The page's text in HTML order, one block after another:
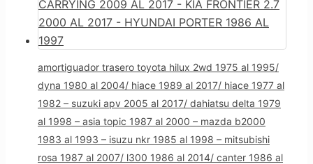
amortiguador trasero toyota hilux 2wd 1975 al 1995/
dyna 1980 al 2004/ hiace 1989 al 2017/ hiace 1977 al
1982 – suzuki apv 2005 al 2017/ dahiatsu delta 1979
al 1998 – asia topic 1987 al 2000 – mazda b2000
1983 al 1993 – isuzu nkr 1985 al 1998 – mitsubishi
rosa 1987 al 2007/ l300 1986 al 2014/ canter 1986 al